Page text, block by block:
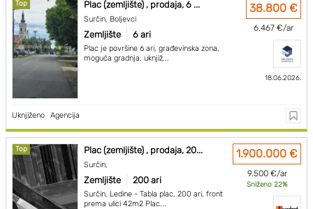
Top Plac (zemljište) , prodaja, 6 ...
Surčin, Boljevci
Zemljište 6 ari
Plac je površine 6 ari, građevinska zona,
moguća gradnja, uknjiž...
38.800 €
6.467 €/ar
18.06.2026.
Uknjiženo Agencija
Top Plac (zemljište) , prodaja, 20...
Surčin,
Zemljište 200 ari
Surčin, Ledine - Tabla plac, 200 ari, front
prema ulici 42m2 Plac...
1.900.000 €
9.500 €/ar
Sniženo 22%